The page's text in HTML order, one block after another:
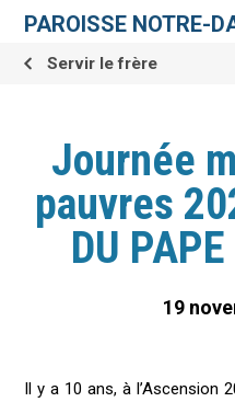
contenu.
personnelsPAROISSE NOTRE-
Servir le frère
Journée
pauvres
DU
19
Il y a 10 ans, à l’Ascension